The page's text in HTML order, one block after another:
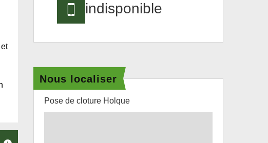
indisponible
Nous localiser
Pose de cloture Holque